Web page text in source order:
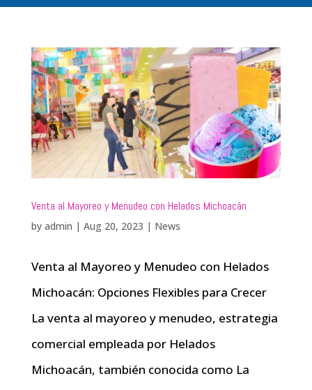
Venta al Mayoreo y Menudeo con Helados Michoacán
by admin | Aug 20, 2023 | News
Venta al Mayoreo y Menudeo con Helados
Michoacán: Opciones Flexibles para Crecer
La venta al mayoreo y menudeo, estrategia
comercial empleada por Helados
Michoacán, también conocida como La